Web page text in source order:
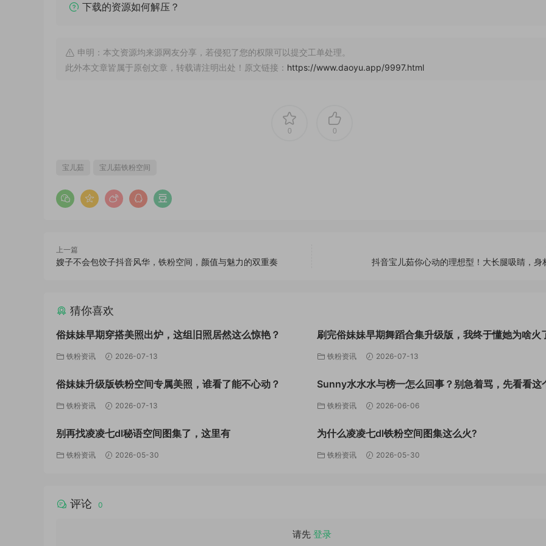
下载的资源如何解压？
申明：本文资源均来源网友分享，若侵犯了您的权限可以提交工单处理。
此外本文章皆属于原创文章，转载请注明出处！原文链接： https://www.daoyu.app/9997.html
0 0
宝儿茹 宝儿茹铁粉空间
上一篇
嫂子不会包饺子抖音风华，铁粉空间，颜值与魅力的双重奏 抖音宝儿茹你心动的理想型！大长腿吸睛，身
猜你喜欢
俗妹妹早期穿搭美照出炉，这组旧照居然这么惊艳？
铁粉资讯 2026-07-13
刷完俗妹妹早期舞蹈合集升级版，我终于懂她为啥火
铁粉资讯 2026-07-13
俗妹妹升级版铁粉空间专属美照，谁看了能不心动？
铁粉资讯 2026-07-13
Sunny水水水与榜一怎么回事？别急着骂，先看看这
道还剩什么
铁粉资讯 2026-06-06
别再找凌凌七dl秘语空间图集了，这里有
铁粉资讯 2026-05-30
为什么凌凌七dl铁粉空间图集这么火?
铁粉资讯 2026-05-30
评论 0
请先 登录